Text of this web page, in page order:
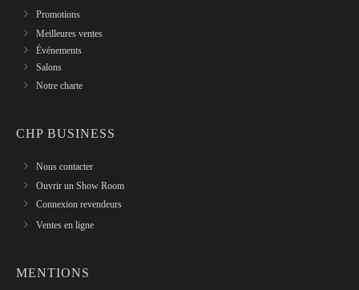
Promotions
Meilleures ventes
Événements
Salons
Notre charte
CHP BUSINESS
Nous contacter
Ouvrir un Show Room
Connexion revendeurs
Ventes en ligne
MENTIONS